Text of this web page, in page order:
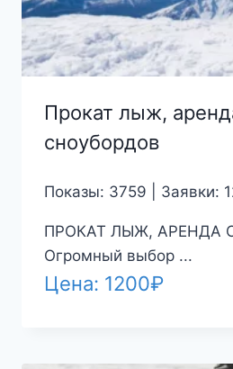
Прокат лыж,
сноубордов
Показы: 3759 | Заявки:
ПРОКАТ ЛЫЖ, АРЕНДА
Огромный выбор ...
Цена: 1200₽